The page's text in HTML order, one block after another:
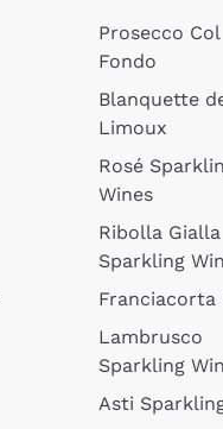
Prosecco Col
Fondo
Blanquette
Limoux
Rosé
Wines
Ribolla Gialla
Sparkling
Franciacorta
Lambrusco
Sparkling
Asti